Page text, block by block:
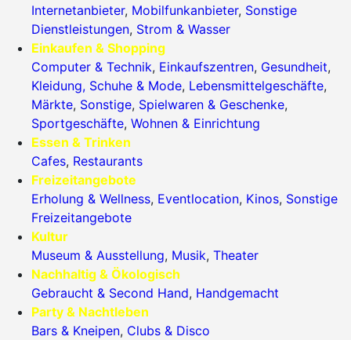
Internetanbieter, Mobilfunkanbieter, Sonstige
Dienstleistungen, Strom & Wasser
Einkaufen & Shopping
Computer & Technik, Einkaufszentren, Gesundheit,
Kleidung, Schuhe & Mode, Lebensmittelgeschäfte,
Märkte, Sonstige, Spielwaren & Geschenke,
Sportgeschäfte, Wohnen & Einrichtung
Essen & Trinken
Cafes, Restaurants
Freizeitangebote
Erholung & Wellness, Eventlocation, Kinos, Sonstige
Freizeitangebote
Kultur
Museum & Ausstellung, Musik, Theater
Nachhaltig & Ökologisch
Gebraucht & Second Hand, Handgemacht
Party & Nachtleben
Bars & Kneipen, Clubs & Disco